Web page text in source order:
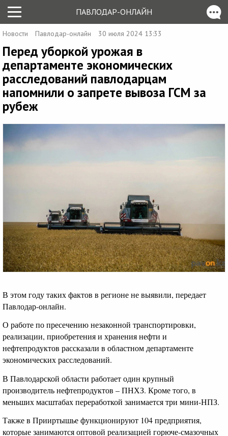
ПАВЛОДАР-ОНЛАЙН
Новости Павлодар-онлайн 30 июля 2024 13:33
Перед уборкой урожая в
департаменте экономических
расследований павлодарцам
напомнили о запрете вывоза ГСМ за
рубеж
В этом году таких фактов в регионе не выявили, передает
Павлодар-онлайн.
О работе по пресечению незаконной транспортировки,
реализации, приобретения и хранения нефти и
нефтепродуктов рассказали в областном департаменте
экономических расследований.
В Павлодарской области работает один крупный
производитель нефтепродуктов – ПНХЗ. Кроме того, в
меньших масштабах переработкой занимается три мини-НПЗ.
Также в Прииртышье функционируют 104 предприятия,
которые занимаются оптовой реализацией горюче-смазочных